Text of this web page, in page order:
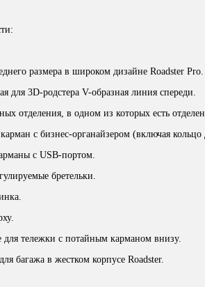
размера в широком дизайне Roadster Pro.
для 3D-родстера V-образная линия спереди.
отделения, в одном из которых есть
с бизнес-органайзером (включая
с USB-портом.
бретельки.
для тележки с потайным карманом внизу.
багажа в жестком корпусе Roadster.